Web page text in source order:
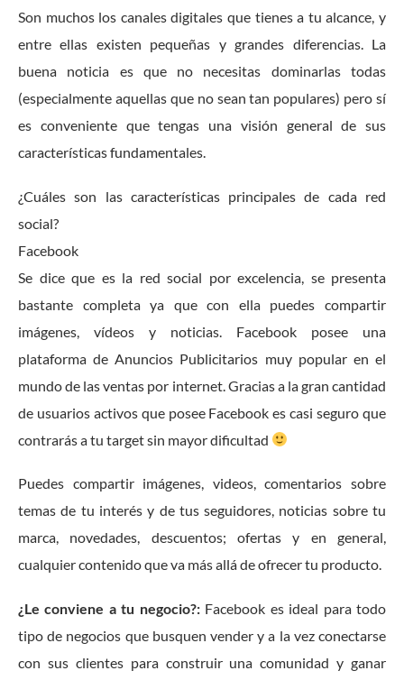
Son muchos los canales digitales que tienes a tu alcance, y
entre ellas existen pequeñas y grandes diferencias. La
buena noticia es que no necesitas dominarlas todas
(especialmente aquellas que no sean tan populares) pero sí
es conveniente que tengas una visión general de sus
características fundamentales.
¿Cuáles son las características principales de cada red
social?
Facebook
Se dice que es la red social por excelencia, se presenta
bastante completa ya que con ella puedes compartir
imágenes, vídeos y noticias. Facebook posee una
plataforma de Anuncios Publicitarios muy popular en el
mundo de las ventas por internet. Gracias a la gran cantidad
de usuarios activos que posee Facebook es casi seguro que
contrarás a tu target sin mayor dificultad
Puedes compartir imágenes, videos, comentarios sobre
temas de tu interés y de tus seguidores, noticias sobre tu
marca, novedades, descuentos; ofertas y en general,
cualquier contenido que va más allá de ofrecer tu producto.
¿Le conviene a tu negocio?:Facebook es ideal para todo
tipo de negocios que busquen vender y a la vez conectarse
con sus clientes para construir una comunidad y ganar